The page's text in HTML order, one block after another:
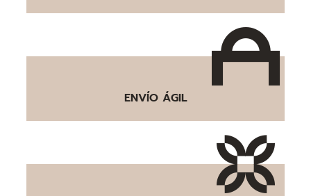
ENVÍO ÁGIL